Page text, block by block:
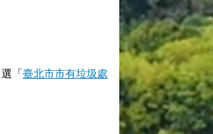
選「臺北市市有垃圾處